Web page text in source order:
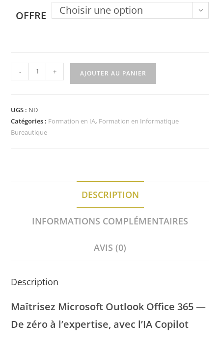
OFFRE Choisir une option
- + AJOUTER AU PANIER
UGS : ND
Catégories : Formation en IA, Formation en Informatique
Bureautique
DESCRIPTION
INFORMATIONS COMPLÉMENTAIRES
AVIS (0)
Description
Maîtrisez Microsoft Outlook Office 365 —
De zéro à l’expertise, avec l’IA Copilot